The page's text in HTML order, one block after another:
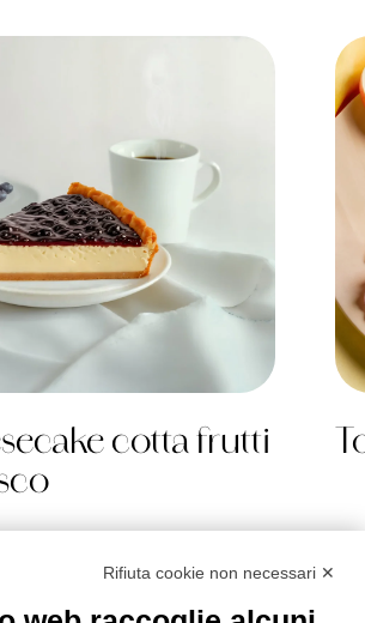
cotta frutti
Rifiuta cookie non necessari ✕